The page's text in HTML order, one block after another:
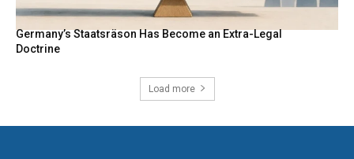
Germany’s Staatsräson Has Become an Extra-Legal
Doctrine
Load more